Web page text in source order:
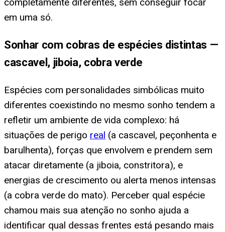
em uma só.
Sonhar com cobras de espécies distintas —
cascavel, jiboia, cobra verde
Espécies com personalidades simbólicas muito
diferentes coexistindo no mesmo sonho tendem a
refletir um ambiente de vida complexo: há
situações de perigo real (a cascavel, peçonhenta e
barulhenta), forças que envolvem e prendem sem
atacar diretamente (a jiboia, constritora), e
energias de crescimento ou alerta menos intensas
(a cobra verde do mato). Perceber qual espécie
chamou mais sua atenção no sonho ajuda a
identificar qual dessas frentes está pesando mais